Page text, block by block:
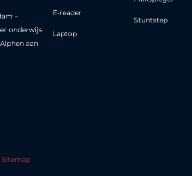
–
onderwijs
aan
E-reader
Laptop
Stuntstep
Sitemap